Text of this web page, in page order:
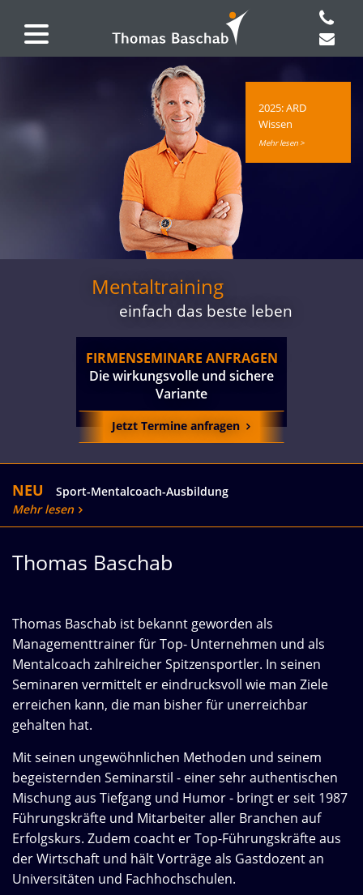
Mentaltraining
einfach das beste leben
FIRMENSEMINARE ANFRAGEN
Die wirkungsvolle und sichere
Variante
Jetzt Termine anfragen
NEU
Sport-Mentalcoach-Ausbildung
Mehr lesen
Thomas Baschab
Thomas Baschab ist bekannt geworden als
Managementtrainer für Top- Unternehmen und als
Mentalcoach zahlreicher Spitzensportler. In seinen
Seminaren vermittelt er eindrucksvoll wie man Ziele
erreichen kann, die man bisher für unerreichbar
gehalten hat.
Mit seinen ungewöhnlichen Methoden und seinem
begeisternden Seminarstil - einer sehr authentischen
Mischung aus Tiefgang und Humor - bringt er seit 1987
Führungskräfte und Mitarbeiter aller Branchen auf
Erfolgskurs. Zudem coacht er Top-Führungskräfte aus
der Wirtschaft und hält Vorträge als Gastdozent an
Universitäten und Fachhochschulen.
2025: ARD
Wissen
Mehr lesen >